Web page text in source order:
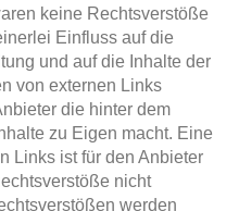
keine Rechtsverstöße
Einfluss auf die
und auf die Inhalte der
von externen Links
die hinter dem
zu Eigen macht. Eine
Links ist für den Anbieter
nicht
werden